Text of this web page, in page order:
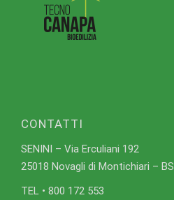
CONTATTI
SENINI – Via Erculiani 192
25018 Novagli di Montichiari – BS
TEL • 800 172 553